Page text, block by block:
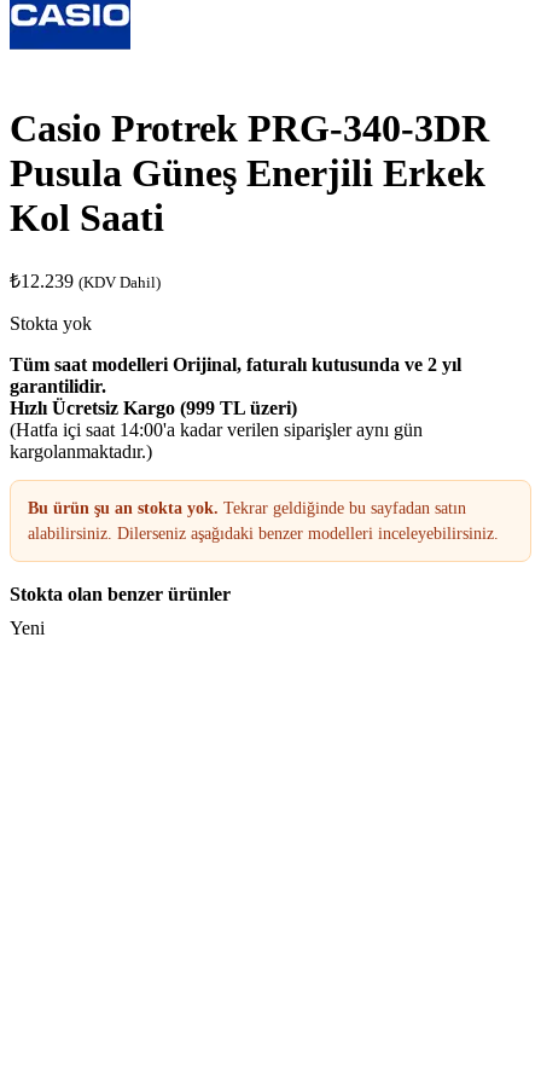
Casio Protrek PRG-340-3DR
Pusula Güneş Enerjili Erkek
Kol Saati
₺12.239 (KDV Dahil)
Stokta yok
Tüm saat modelleri Orijinal, faturalı kutusunda ve 2 yıl
garantilidir.
Hızlı Ücretsiz Kargo (999 TL üzeri)
(Hatfa içi saat 14:00'a kadar verilen siparişler aynı gün
kargolanmaktadır.)
Bu ürün şu an stokta yok. Tekrar geldiğinde bu sayfadan satın
alabilirsiniz. Dilerseniz aşağıdaki benzer modelleri inceleyebilirsiniz.
Stokta olan benzer ürünler
Yeni